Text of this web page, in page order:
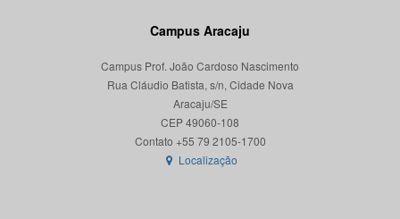
Campus Aracaju
Campus Prof. João Cardoso Nascimento
Rua Cláudio Batista, s/n, Cidade Nova
Aracaju/SE
CEP 49060-108
Localização